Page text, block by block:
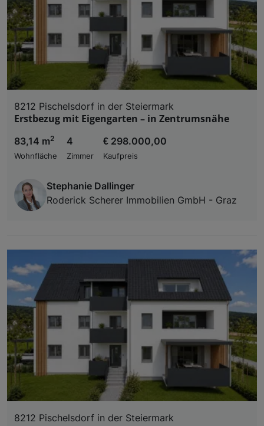
8212 Pischelsdorf in der Steiermark
Erstbezug mit Eigengarten – in Zentrumsnähe
83,14 m2
Wohnfläche
4
Zimmer
€ 298.000,00
Kaufpreis
Stephanie Dallinger
Roderick Scherer Immobilien GmbH - Graz
8212 Pischelsdorf in der Steiermark